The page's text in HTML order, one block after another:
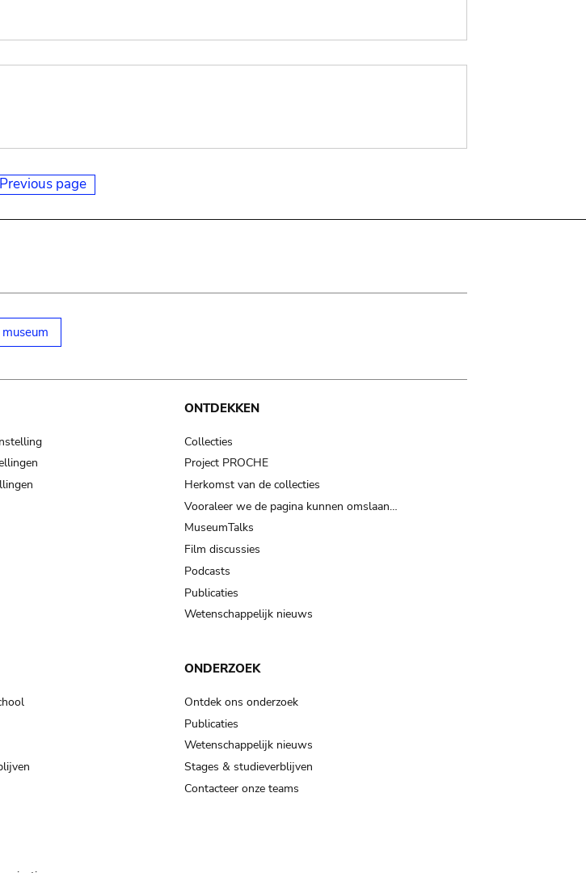
Previous page
ONTDEKKEN
Collecties
Project PROCHE
Herkomst van de collecties
Vooraleer we de pagina kunnen omslaan…
MuseumTalks
Film discussies
Podcasts
Publicaties
Wetenschappelijk nieuws
ONDERZOEK
Ontdek ons onderzoek
Publicaties
Wetenschappelijk nieuws
Stages & studieverblijven
Contacteer onze teams